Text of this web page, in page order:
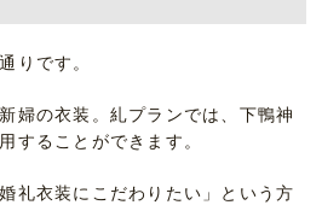
りです。
婦の衣装。糺プランでは、下鴨神
することができます。
礼衣装にこだわりたい」という方